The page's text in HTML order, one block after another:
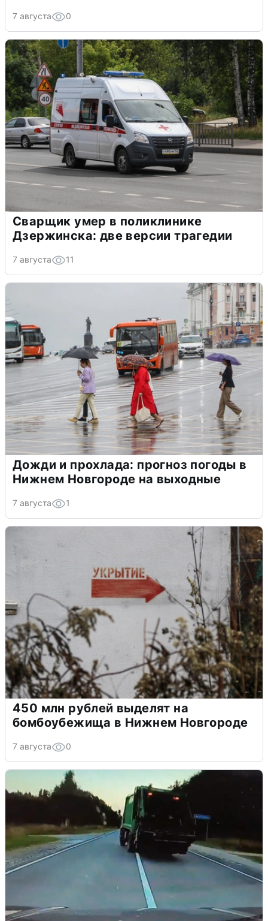
7 августа 0
Сварщик умер в поликлинике
Дзержинска: две версии трагедии
7 августа 11
Дожди и прохлада: прогноз погоды в
Нижнем Новгороде на выходные
7 августа 1
450 млн рублей выделят на
бомбоубежища в Нижнем Новгороде
7 августа 0